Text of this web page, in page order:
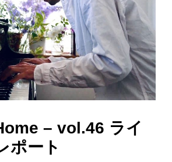
ジュール
– vol.46 ライ
ポート